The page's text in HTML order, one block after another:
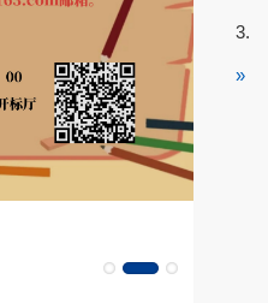
据规范》的通知
3.
»